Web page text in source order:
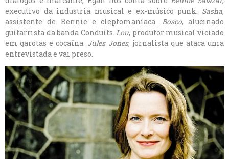
executivo da industria musical e ex-músico punk. Sasha,
assistente de Bennie e cleptomaníaca. Bosco, alucinado
guitarrista da banda Conduits.Lou, produtor musical viciado
em garotas e cocaína. Jules Jones, jornalista que ataca uma
entrevistada e vai preso.